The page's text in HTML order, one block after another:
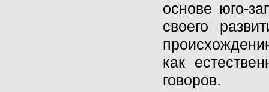
основе юго-
своего
как
говоров.